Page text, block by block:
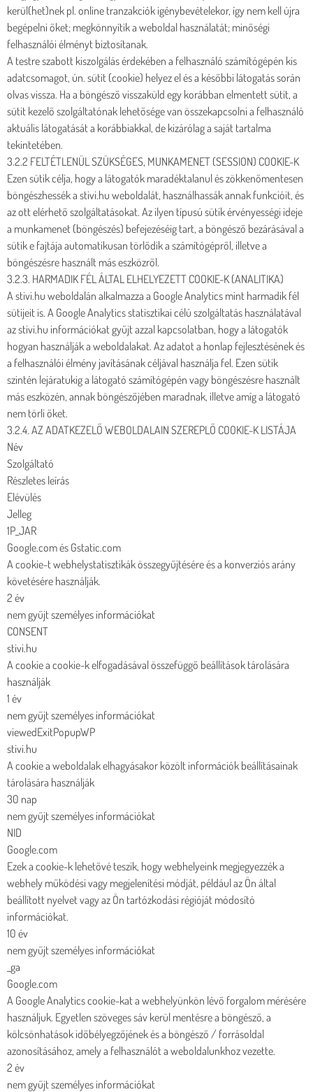
kerül(het)nek pl. online tranzakciók igénybevételekor, így nem kell újra
begépelni őket; megkönnyítik a weboldal használatát; minőségi
felhasználói élményt biztosítanak.
A testre szabott kiszolgálás érdekében a felhasználó számítógépén kis
adatcsomagot, ún. sütit (cookie) helyez el és a későbbi látogatás során
olvas vissza. Ha a böngésző visszaküld egy korábban elmentett sütit, a
sütit kezelő szolgáltatónak lehetősége van összekapcsolni a felhasználó
aktuális látogatását a korábbiakkal, de kizárólag a saját tartalma
tekintetében.
3.2.2 FELTÉTLENÜL SZÜKSÉGES, MUNKAMENET (SESSION) COOKIE-K
Ezen sütik célja, hogy a látogatók maradéktalanul és zökkenőmentesen
böngészhessék a stivi.hu weboldalát, használhassák annak funkcióit, és
az ott elérhető szolgáltatásokat. Az ilyen típusú sütik érvényességi ideje
a munkamenet (böngészés) befejezéséig tart, a böngésző bezárásával a
sütik e fajtája automatikusan törlődik a számítógépről, illetve a
böngészésre használt más eszközről.
3.2.3. HARMADIK FÉL ÁLTAL ELHELYEZETT COOKIE-K (ANALITIKA)
A stivi.hu weboldalán alkalmazza a Google Analytics mint harmadik fél
sütijeit is. A Google Analytics statisztikai célú szolgáltatás használatával
az stivi.hu információkat gyűjt azzal kapcsolatban, hogy a látogatók
hogyan használják a weboldalakat. Az adatot a honlap fejlesztésének és
a felhasználói élmény javításának céljával használja fel. Ezen sütik
szintén lejáratukig a látogató számítógépén vagy böngészésre használt
más eszközén, annak böngészőjében maradnak, illetve amíg a látogató
nem törli őket.
3.2.4. AZ ADATKEZELŐ WEBOLDALAIN SZEREPLŐ COOKIE-K LISTÁJA
Név
Szolgáltató
Részletes leírás
Elévülés
Jelleg
1P_JAR
Google.com és Gstatic.com
A cookie-t webhelystatisztikák összegyűjtésére és a konverziós arány
követésére használják.
2 év
nem gyűjt személyes információkat
CONSENT
stivi.hu
A cookie a cookie-k elfogadásával összefüggő beállítások tárolására
használják
1 év
nem gyűjt személyes információkat
viewedExitPopupWP
stivi.hu
A cookie a weboldalak elhagyásakor közölt információk beállításainak
tárolására használják
30 nap
nem gyűjt személyes információkat
NID
Google.com
Ezek a cookie-k lehetővé teszik, hogy webhelyeink megjegyezzék a
webhely működési vagy megjelenítési módját, például az Ön által
beállított nyelvet vagy az Ön tartózkodási régióját módosító
információkat.
10 év
nem gyűjt személyes információkat
_ga
Google.com
A Google Analytics cookie-kat a webhelyünkön lévő forgalom mérésére
használjuk. Egyetlen szöveges sáv kerül mentésre a böngésző, a
kölcsönhatások időbélyegzőjének és a böngésző / forrásoldal
azonosításához, amely a felhasználót a weboldalunkhoz vezette.
2 év
nem gyűjt személyes információkat